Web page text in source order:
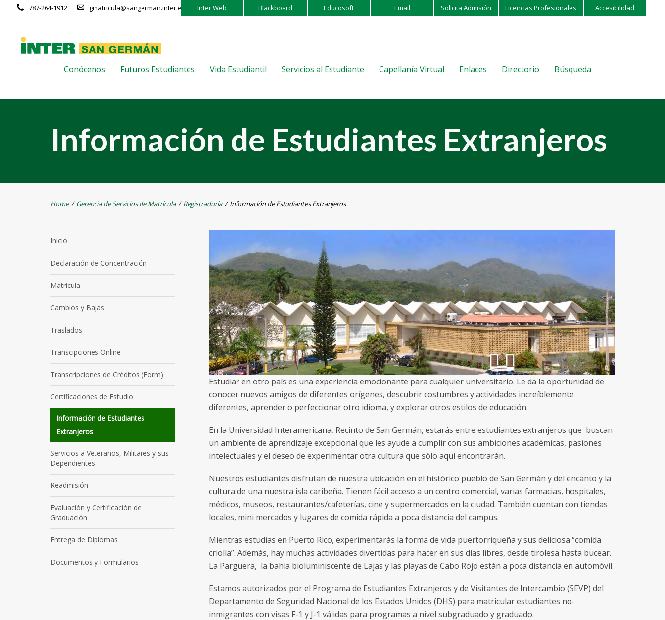
Inter Web Blackboard Educosoft Email Solicita Admisión Licencias Profesionales Accesibilidad
787-264-1912 gmatricula@sangerman.inter.edu
Conócenos Futuros Estudiantes Vida Estudiantil Servicios al Estudiante Capellanía Virtual Enlaces Directorio Búsqueda
Información de Estudiantes Extranjeros
Home / Gerencia de Servicios de Matrícula / Registraduría / Información de Estudiantes Extranjeros
Estudiar en otro país es una experiencia emocionante para cualquier universitario. Le da la oportunidad de
conocer nuevos amigos de diferentes orígenes, descubrir costumbres y actividades increíblemente
diferentes, aprender o perfeccionar otro idioma, y explorar otros estilos de educación.
En la Universidad Interamericana, Recinto de San Germán, estarás entre estudiantes extranjeros que buscan
un ambiente de aprendizaje excepcional que les ayude a cumplir con sus ambiciones académicas, pasiones
intelectuales y el deseo de experimentar otra cultura que sólo aquí encontrarán.
Nuestros estudiantes disfrutan de nuestra ubicación en el histórico pueblo de San Germán y del encanto y la
cultura de una nuestra isla caribeña. Tienen fácil acceso a un centro comercial, varias farmacias, hospitales,
médicos, museos, restaurantes/cafeterías, cine y supermercados en la ciudad. También cuentan con tiendas
locales, mini mercados y lugares de comida rápida a poca distancia del campus.
Mientras estudias en Puerto Rico, experimentarás la forma de vida puertorriqueña y sus deliciosa “comida
criolla”. Además, hay muchas actividades divertidas para hacer en sus días libres, desde tirolesa hasta bucear.
La Parguera, la bahía bioluminiscente de Lajas y las playas de Cabo Rojo están a poca distancia en automóvil.
Estamos autorizados por el Programa de Estudiantes Extranjeros y de Visitantes de Intercambio (SEVP) del
Departamento de Seguridad Nacional de los Estados Unidos (DHS) para matricular estudiantes no-
inmigrantes con visas F-1 y J-1 válidas para programas a nivel subgraduado y graduado.
Inicio
Declaración de Concentración
Matrícula
Cambios y Bajas
Traslados
Transcipciones Online
Transcripciones de Créditos (Form)
Certificaciones de Estudio
Información de Estudiantes
Extranjeros
Servicios a Veteranos, Militares y sus
Dependientes
Readmisión
Evaluación y Certificación de
Graduación
Entrega de Diplomas
Documentos y Formularios